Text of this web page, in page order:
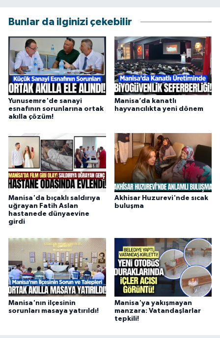
Bunlar da ilginizi çekebilir
Yunusemre'de sanayi
esnafının sorunlarına ortak
akılla çözüm!
Manisa’da kanatlı
hayvancılıkta yeni dönem
Manisa'da bıçaklı saldırıya
uğrayan Fatih Aslan
hastanede dünyaevine
girdi
Akhisar Huzurevi'nde sıcak
buluşma
Manisa'nın ilçesinin
sorunları masaya yatırıldı!
Manisa'ya yakışmayan
manzara: Vatandaşlarlar
tepkili!